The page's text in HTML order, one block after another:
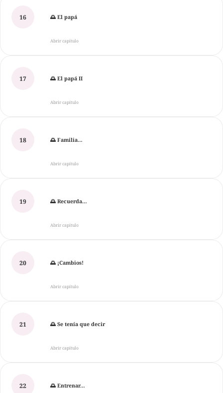
16 🌅 El papá
Abrir capítulo
17 🌅 El papá II
Abrir capítulo
18 🌅 Familia…
Abrir capítulo
19 🌅 Recuerda…
Abrir capítulo
20 🌅 ¡Cambios!
Abrir capítulo
21 🌅 Se tenía que decir
Abrir capítulo
22 🌅 Entrenar…